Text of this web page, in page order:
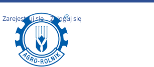
Zarejestruj się Zaloguj się